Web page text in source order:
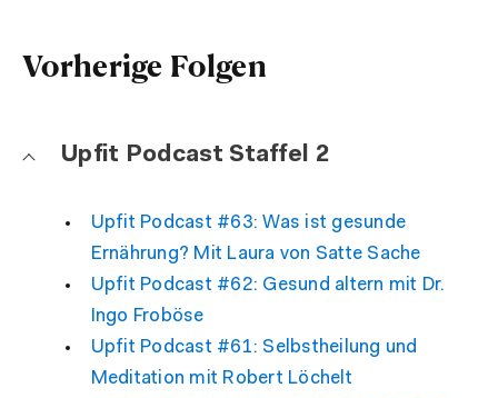
Vorherige Folgen
Upfit Podcast Staffel 2
Upfit Podcast #63: Was ist gesunde
Ernährung? Mit Laura von Satte Sache
Upfit Podcast #62: Gesund altern mit Dr.
Ingo Froböse
Upfit Podcast #61: Selbstheilung und
Meditation mit Robert Löchelt